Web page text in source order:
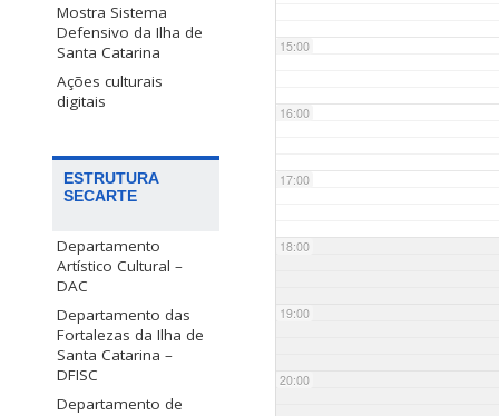
Mostra Sistema
Defensivo da Ilha de
Santa Catarina
Ações culturais
digitais
ESTRUTURA
SECARTE
Departamento
Artístico Cultural –
DAC
Departamento das
Fortalezas da Ilha de
Santa Catarina –
DFISC
Departamento de
15:00
16:00
17:00
18:00
19:00
20:00